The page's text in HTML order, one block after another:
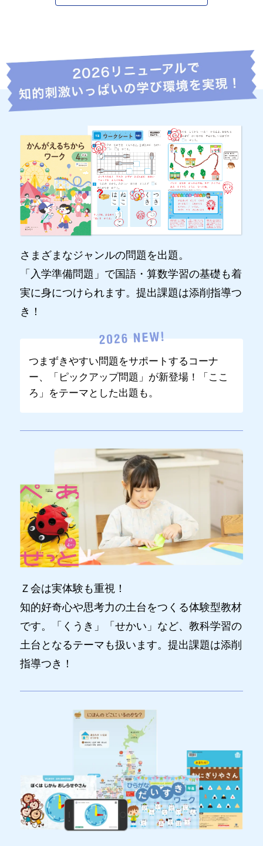
さまざまなジャンルの問題を出題。
「入学準備問題」で国語・算数学習の基礎も着
実に身につけられます。提出課題は添削指導つ
き！
つまずきやすい問題をサポートするコーナ
ー、「ピックアップ問題」が新登場！「ここ
ろ」をテーマとした出題も。
Ｚ会は実体験も重視！
知的好奇心や思考力の土台をつくる体験型教材
です。「くうき」「せかい」など、教科学習の
土台となるテーマも扱います。提出課題は添削
指導つき！